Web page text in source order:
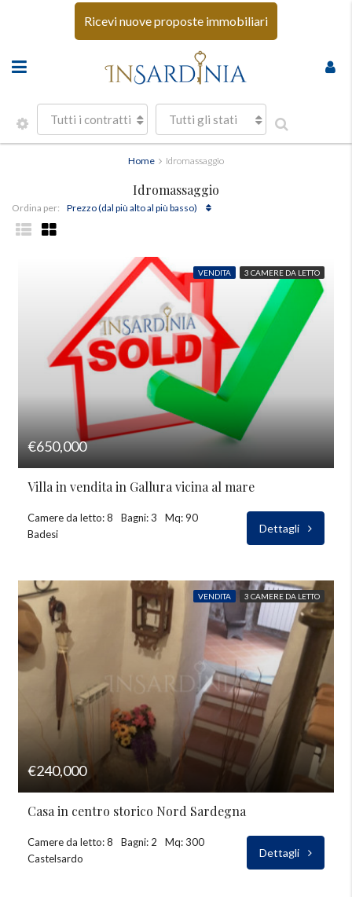
Ricevi nuove proposte immobiliari
Tutti i contratti Tutti gli stati
Home Idromassaggio
Idromassaggio
Ordina per: Prezzo (dal più alto al più basso)
VENDITA 3 CAMERE DA LETTO
€650,000
Villa in vendita in Gallura vicina al mare
Camere da letto: 8 Bagni: 3
Mq: 90
Badesi
Dettagli
VENDITA 3 CAMERE DA LETTO
€240,000
Casa in centro storico Nord Sardegna
Camere da letto: 8 Bagni: 2
Mq: 300
Castelsardo
Dettagli